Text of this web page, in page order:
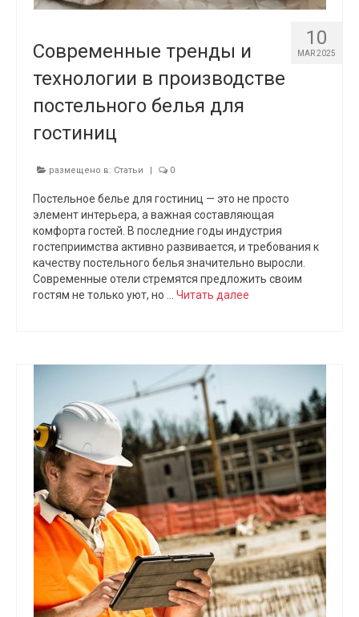
10
MAR 2025
Современные тренды и
технологии в производстве
постельного белья для
гостиниц
размещено в: Статьи 0
Постельное белье для гостиниц — это не просто
элемент интерьера, а важная составляющая
комфорта гостей. В последние годы индустрия
гостеприимства активно развивается, и требования к
качеству постельного белья значительно выросли.
Современные отели стремятся предложить своим
гостям не только уют, но … Читать далее